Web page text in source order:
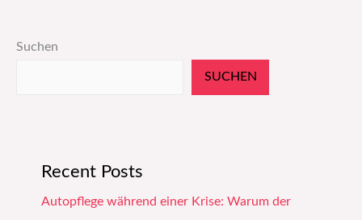
Suchen
SUCHEN
Recent Posts
Autopflege während einer Krise: Warum der